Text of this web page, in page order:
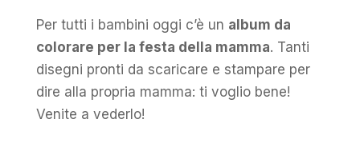
Per tutti i bambini oggi c’è un album da
colorare per la festa della mamma. Tanti
disegni pronti da scaricare e stampare per
dire alla propria mamma: ti voglio bene!
Venite a vederlo!